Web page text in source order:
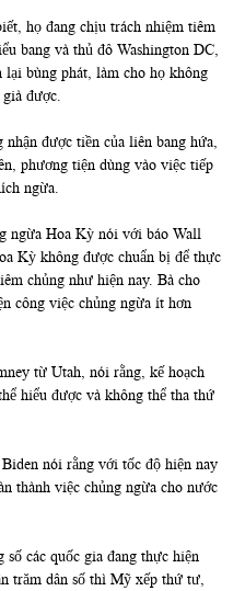
họ đang chịu trách nhiệm tiêm
bang và thủ đô Washington DC,
bùng phát, làm cho họ không
già được.
được tiền của liên bang hứa,
phương tiện dùng vào việc tiếp
ngừa.
ngừa Hoa Kỳ nói với báo Wall
Kỳ không được chuẩn bị để thực
chủng như hiện nay. Bà cho
công việc chủng ngừa ít hơn
từ Utah, nói rằng, kế hoạch
hiểu được và không thể tha thứ
nói rằng với tốc độ hiện nay
thành việc chủng ngừa cho nước
các quốc gia đang thực hiện
trăm dân số thì Mỹ xếp thứ tư,